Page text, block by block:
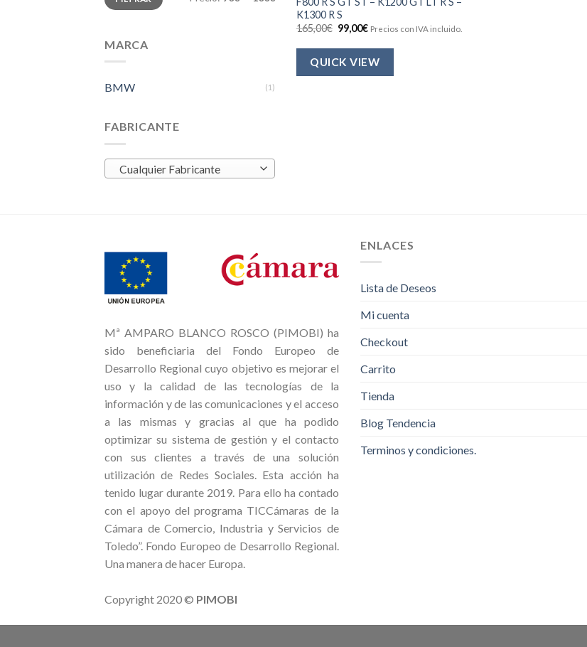
MARCA
BMW (1)
FABRICANTE
Cualquier Fabricante
K1300 R S
165,00€ El
precio
original
era:
165,00€.
99,00€El
actual
es:
99,00€.
Precios con IVA incluido.
QUICK VIEW
Mª AMPARO BLANCO ROSCO (PIMOBI) ha
sido beneficiaria del Fondo Europeo de
Desarrollo Regional cuyo objetivo es mejorar el
uso y la calidad de las tecnologías de la
información y de las comunicaciones y el acceso
a las mismas y gracias al que ha podido
optimizar su sistema de gestión y el contacto
con sus clientes a través de una solución
utilización de Redes Sociales. Esta acción ha
tenido lugar durante 2019. Para ello ha contado
con el apoyo del programa TICCámaras de la
Cámara de Comercio, Industria y Servicios de
Toledo”. Fondo Europeo de Desarrollo Regional.
Una manera de hacer Europa.
Copyright 2020 © PIMOBI
ENLACES
Lista de Deseos
Mi cuenta
Checkout
Carrito
Tienda
Blog Tendencia
Terminos y condiciones.